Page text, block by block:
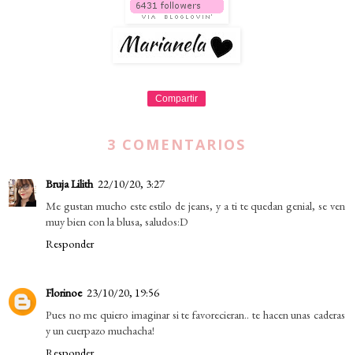
Compartir
3 COMENTARIOS
Bruja Lilith 22/10/20, 3:27
Me gustan mucho este estilo de jeans, y a ti te quedan genial, se ven
muy bien con la blusa, saludos:D
Responder
Florinoe 23/10/20, 19:56
Pues no me quiero imaginar si te favorecieran.. te hacen unas caderas
y un cuerpazo muchacha!